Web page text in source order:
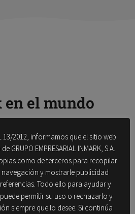
el mundo
13/2012, informamos que el sitio web
EMPRESARIAL INMARK, S.A.
como de terceros para recopilar
y mostrarle publicidad
Todo ello para ayudar y
permitir su uso o rechazarlo y
siempre que lo desee. Si continúa